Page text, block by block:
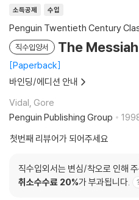
소득공제 수입
Penguin Twentieth Century
직수입양서 The Messiah
Paperback
바인딩/에디션 안내
Vidal, Gore
Penguin Publishing Group
첫번째 리뷰어가 되어주세요
직수입외서는 변심/착오로 인해
취소수수료 20%가 부과됩니다.